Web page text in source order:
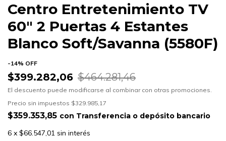
Centro Entretenimiento TV
60" 2 Puertas 4 Estantes
Blanco Soft/Savanna (5580F)
-14% OFF
$399.282,06 $464.281,46
El descuento puede modificarse al combinar con otras promociones.
Precio sin impuestos $329.985,17
$359.353,85 con Transferencia o depósito bancario
6 x $66.547,01 sin interés